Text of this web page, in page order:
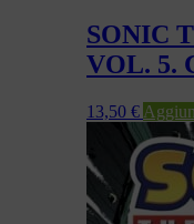
SONIC
VOL. 5.
13,50 €